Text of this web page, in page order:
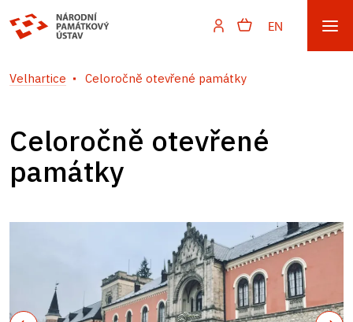
EN
Velhartice Celoročně otevřené památky
Celoročně otevřené
památky